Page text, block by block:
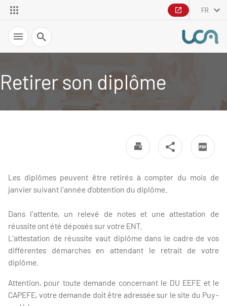
FR
Recherche
Retirer son diplôme
Les diplômes peuvent être retirés à compter du mois de
janvier suivant l'année d’obtention du diplôme.
Dans l'attente, un relevé de notes et une attestation de
réussite ont été déposés sur votre ENT.
L'attestation de réussite vaut diplôme dans le cadre de vos
différentes démarches en attendant le retrait de votre
diplôme.
Attention, pour toute demande concernant le DU EEFE et le
CAPEFE, votre demande doit être adressée sur le site du Puy-